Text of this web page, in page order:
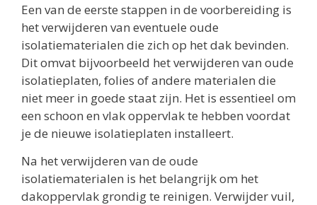
Een van de eerste stappen in de voorbereiding is
het verwijderen van eventuele oude
isolatiematerialen die zich op het dak bevinden.
Dit omvat bijvoorbeeld het verwijderen van oude
isolatieplaten, folies of andere materialen die
niet meer in goede staat zijn. Het is essentieel om
een schoon en vlak oppervlak te hebben voordat
je de nieuwe isolatieplaten installeert.
Na het verwijderen van de oude
isolatiematerialen is het belangrijk om het
dakoppervlak grondig te reinigen. Verwijder vuil,